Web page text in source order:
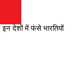
देशों में फंसे भारतियों